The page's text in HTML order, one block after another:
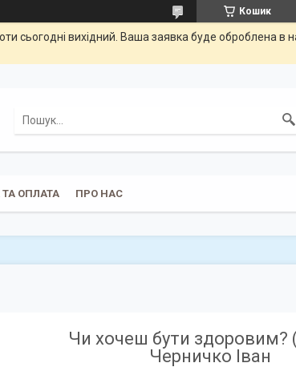
Кошик
сьогодні вихідний. Ваша заявка буде оброблена в
ОПЛАТА ПРО НАС
Чи хочеш бути здоровим?
Черничко Іван